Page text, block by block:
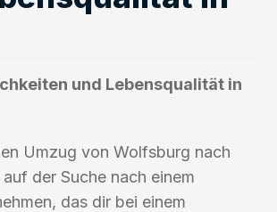
und Lebensqualität in
Umzug von Wolfsburg nach
der Suche nach einem
das dir bei einem